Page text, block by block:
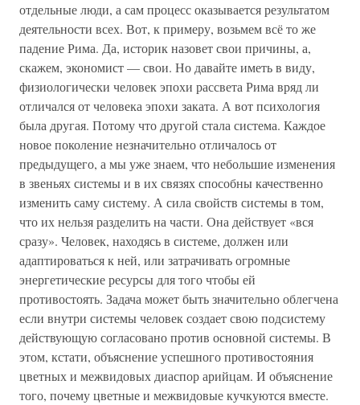
отдельные люди, а сам процесс оказывается результатом
деятельности всех. Вот, к примеру, возьмем всё то же
падение Рима. Да, историк назовет свои причины, а,
скажем, экономист — свои. Но давайте иметь в виду,
физиологически человек эпохи рассвета Рима вряд ли
отличался от человека эпохи заката. А вот психология
была другая. Потому что другой стала система. Каждое
новое поколение незначительно отличалось от
предыдущего, а мы уже знаем, что небольшие изменения
в звеньях системы и в их связях способны качественно
изменить саму систему. А сила свойств системы в том,
что их нельзя разделить на части. Она действует «вся
сразу». Человек, находясь в системе, должен или
адаптироваться к ней, или затрачивать огромные
энергетические ресурсы для того чтобы ей
противостоять. Задача может быть значительно облегчена
если внутри системы человек создает свою подсистему
действующую согласовано против основной системы. В
этом, кстати, объяснение успешного противостояния
цветных и межвидовых диаспор арийцам. И объяснение
того, почему цветные и межвидовые кучкуются вместе.